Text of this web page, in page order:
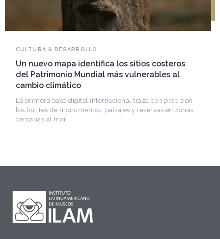
Falleció Ramón Gutiérrez, guardián del
patrimonio iberoamericano
Arquitecto, historiador e Investigador Superior del
CONICET, fundó el CEDODAL e impulsó los Seminarios
de Arquitectura Latinoamericana. Publicó más de